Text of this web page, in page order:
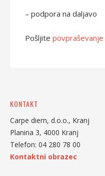
– podpora na daljavo
Pošljite povpraševanje
KONTAKT
Carpe diem, d.o.o., Kranj
Planina 3, 4000 Kranj
Telefon: 04 280 78 00
Kontaktni obrazec